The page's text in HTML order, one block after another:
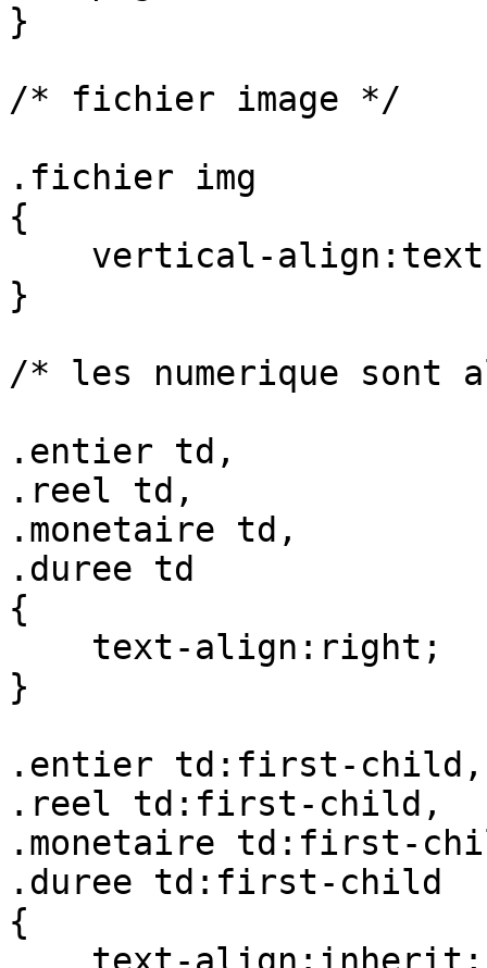
}
/* fichier image */
.fichier img
{
}
/* les numerique sont
.entier td,
.reel td,
.monetaire td,
.duree td
{
}
.entier td:first-child,
.reel td:first-child,
.monetaire td:first-
.duree td:first-child
{